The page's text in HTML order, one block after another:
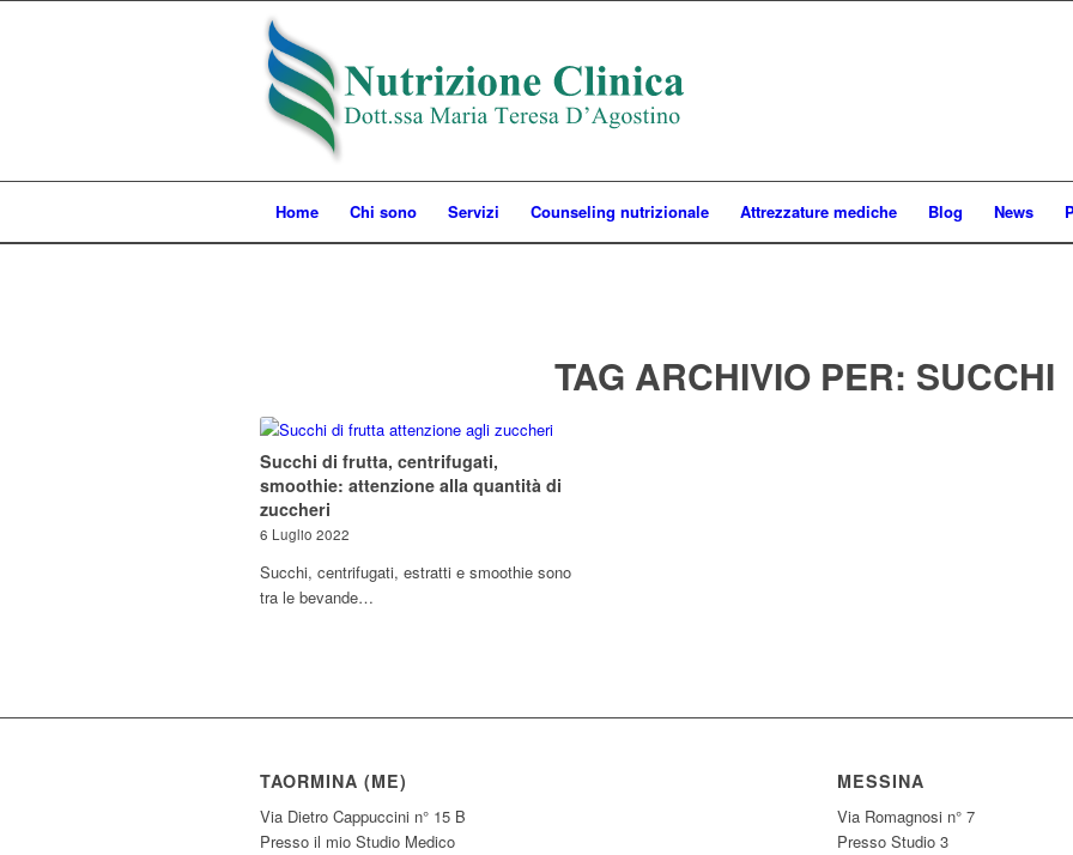
Home Chi sono Servizi Counseling nutrizionale Attrezzature mediche Blog News
TAG ARCHIVIO PER: SUCCHI
Succhi di frutta, centrifugati,
smoothie: attenzione alla quantità di
zuccheri
6 Luglio 2022
Succhi, centrifugati, estratti e smoothie sono
tra le bevande…
TAORMINA (ME)
Via Dietro Cappuccini n° 15 B
Presso il mio Studio Medico
MESSINA
Via Romagnosi n° 7
Presso Studio 3